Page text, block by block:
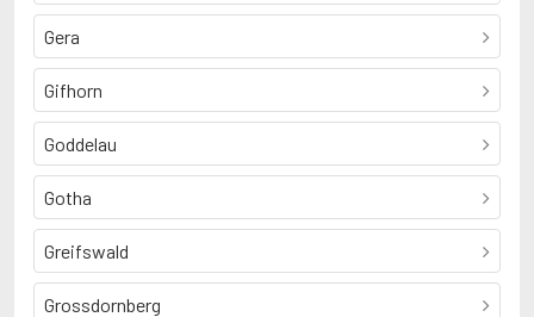
Gera
Gifhorn
Goddelau
Gotha
Greifswald
Grossdornberg